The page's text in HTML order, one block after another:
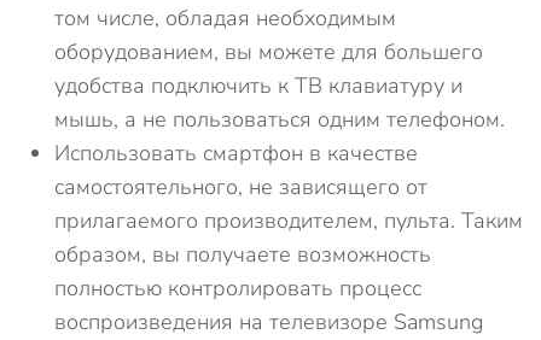
том числе, обладая необходимым
оборудованием, вы можете для большего
удобства подключить к ТВ клавиатуру и
мышь, а не пользоваться одним телефоном.
Использовать смартфон в качестве
самостоятельного, не зависящего от
прилагаемого производителем, пульта. Таким
образом, вы получаете возможность
полностью контролировать процесс
воспроизведения на телевизоре Samsung